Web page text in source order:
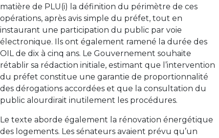
matière de PLU(i) la définition du périmètre de ces
opérations, après avis simple du préfet, tout en
instaurant une participation du public par voie
électronique. Ils ont également ramené la durée des
OIL de dix à cinq ans. Le Gouvernement souhaite
rétablir sa rédaction initiale, estimant que l’intervention
du préfet constitue une garantie de proportionnalité
des dérogations accordées et que la consultation du
public alourdirait inutilement les procédures.
Le texte aborde également la rénovation énergétique
des logements. Les sénateurs avaient prévu qu’un